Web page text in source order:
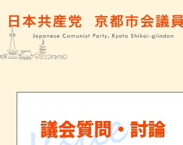
議会質問・討論